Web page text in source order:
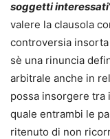
soggetti interessati
valere la clausola
controversia
sè una rinuncia
arbitrale anche in
possa insorgere tra
quale entrambi le
ritenuto di non